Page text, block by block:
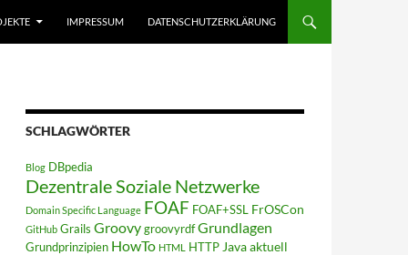
IMPRESSUM DATENSCHUTZERKLÄRUNG
SCHLAGWÖRTER
Blog DBpedia
Dezentrale Soziale Netzwerke
Domain Specific Language FOAF FOAF+SSL FrOSCon
GitHub Grails GroovygroovyrdfGrundlagen
Grundprinzipien HowTo HTML HTTP Java aktuell